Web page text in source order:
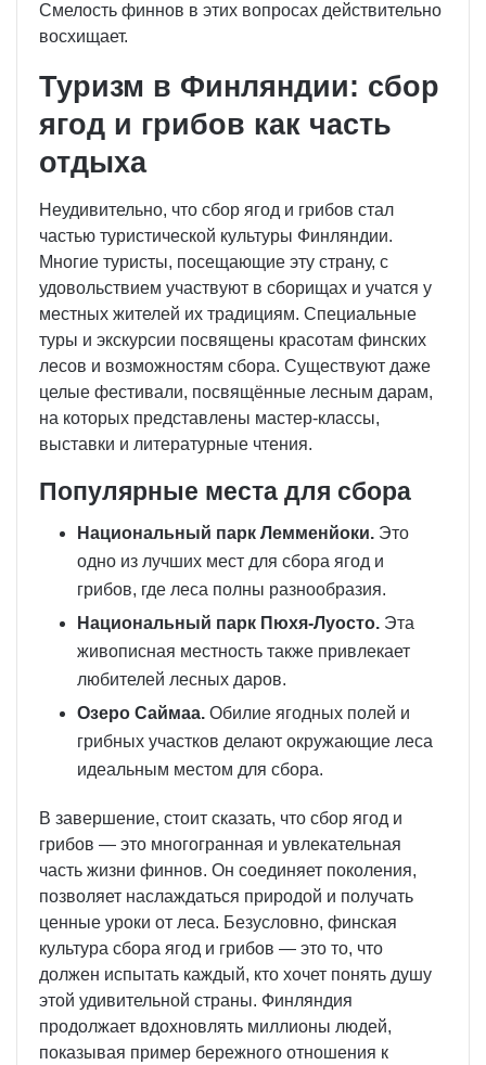
Смелость финнов в этих вопросах действительно
восхищает.
Туризм в Финляндии: сбор
ягод и грибов как часть
отдыха
Неудивительно, что сбор ягод и грибов стал
частью туристической культуры Финляндии.
Многие туристы, посещающие эту страну, с
удовольствием участвуют в сборищах и учатся у
местных жителей их традициям. Специальные
туры и экскурсии посвящены красотам финских
лесов и возможностям сбора. Существуют даже
целые фестивали, посвящённые лесным дарам,
на которых представлены мастер-классы,
выставки и литературные чтения.
Популярные места для сбора
Национальный парк Лемменйоки. Это
одно из лучших мест для сбора ягод и
грибов, где леса полны разнообразия.
Национальный парк Пюхя-Луосто. Эта
живописная местность также привлекает
любителей лесных даров.
Озеро Саймаа. Обилие ягодных полей и
грибных участков делают окружающие леса
идеальным местом для сбора.
В завершение, стоит сказать, что сбор ягод и
грибов — это многогранная и увлекательная
часть жизни финнов. Он соединяет поколения,
позволяет наслаждаться природой и получать
ценные уроки от леса. Безусловно, финская
культура сбора ягод и грибов — это то, что
должен испытать каждый, кто хочет понять душу
этой удивительной страны. Финляндия
продолжает вдохновлять миллионы людей,
показывая пример бережного отношения к